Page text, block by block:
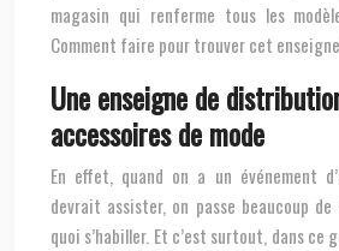
magasin qui renferme tous les
Comment faire pour trouver cet
Une enseigne de
accessoires de mode
En effet, quand on a un événement
devrait assister, on passe beaucoup
quoi s’habiller. Et c’est surtout, dans ce